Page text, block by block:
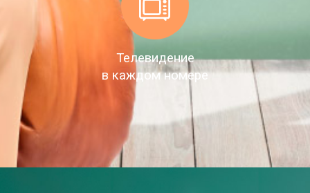
Телевидение
в каждом номере